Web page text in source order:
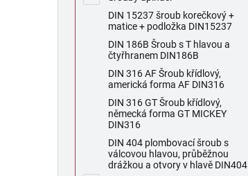
DIN 15237 šroub korečkový +
matice + podložka DIN15237
DIN 186B Šroub s T hlavou a
čtyřhranem DIN186B
DIN 316 AF Šroub křídlový,
americká forma AF DIN316
DIN 316 GT Šroub křídlový,
německá forma GT MICKEY
DIN316
DIN 404 plombovací šroub s
válcovou hlavou, průběžnou
drážkou a otvory v hlavě DIN404